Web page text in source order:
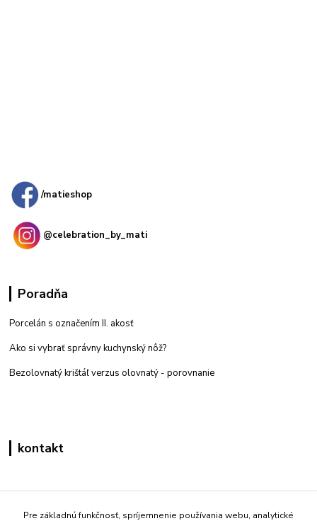
/matieshop
@celebration_by_mati
Poradňa
Porcelán s označením II. akosť
Ako si vybrať správny kuchynský nôž?
Bezolovnatý krištáľ verzus olovnatý - porovnanie
kontakt
+421 908 861 051
Pre základnú funkčnosť, spríjemnenie používania webu, analytické